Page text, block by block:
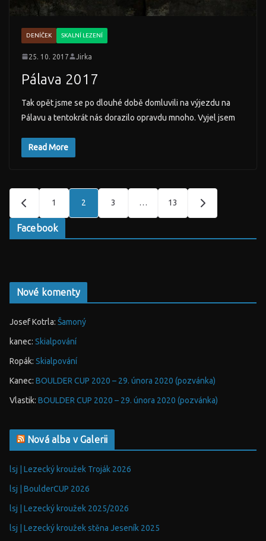
DENÍČEK SKALNÍ LEZENÍ
25. 10. 2017 Jirka
Pálava 2017
Tak opět jsme se po dlouhé době domluvili na výjezdu na
Pálavu a tentokrát nás dorazilo opravdu mnoho. Vyjel jsem
Read More
Stránkování
příspěvků
1 2 3 … 13
Facebook
Nové komenty
Josef Kotrla: Šamoný
kanec: Skialpování
Ropák: Skialpování
Kanec: BOULDER CUP 2020 – 29. února 2020 (pozvánka)
Vlastik: BOULDER CUP 2020 – 29. února 2020 (pozvánka)
Nová alba v Galerii
lsj | Lezecký kroužek Troják 2026
lsj | BoulderCUP 2026
lsj | Lezecký kroužek 2025/2026
lsj | Lezecký kroužek stěna Jeseník 2025